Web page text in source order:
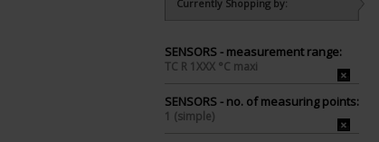
Currently Shopping by:
SENSORS - measurement range:
TC R 1XXX °C maxi
SENSORS - no. of measuring points:
1 (simple)